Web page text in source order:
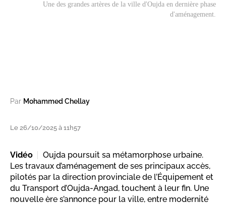
Une des grandes artères de la ville d'Oujda en dernière phase
d'aménagement.
Par Mohammed Chellay
Le 26/10/2025 à 11h57
Vidéo
Oujda poursuit sa métamorphose urbaine.
Les travaux d’aménagement de ses principaux accès,
pilotés par la direction provinciale de l’Équipement et
du Transport d’Oujda-Angad, touchent à leur fin. Une
nouvelle ère s’annonce pour la ville, entre modernité